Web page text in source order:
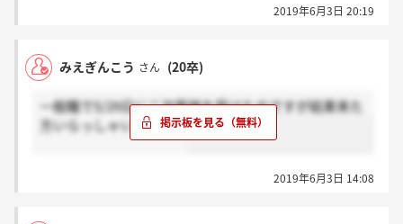
2019年6月3日 20:19
みえぎんこう さん (20卒)
一般職で5/29日に二次面接を受けたのですが結果来た
方いらっしゃいますか。
2019年6月3日 14:08